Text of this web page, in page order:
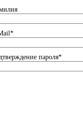
*
пароля*